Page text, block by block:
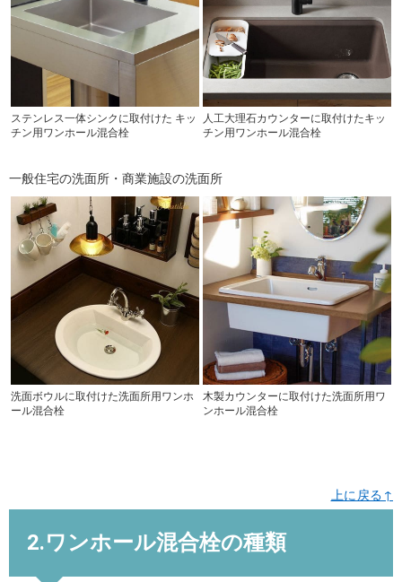
ステンレス一体シンクに取付けた キッ
チン用ワンホール混合栓
人工大理石カウンターに取付けたキッ
チン用ワンホール混合栓
一般住宅の洗面所・商業施設の洗面所
洗面ボウルに取付けた洗面所用ワンホ
ール混合栓
木製カウンターに取付けた洗面所用ワ
ンホール混合栓
上に戻る↑
2.ワンホール混合栓の種類